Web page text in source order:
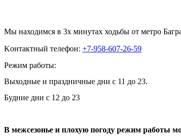
Мы находимся в 3х минутах ходьбы от метро
Kонтактный телефон: +7-958-607-26-59
Режим работы:
Выходные и праздничные дни с 11 до 23.
Будние дни с 12 до 23
В межсезонье и плохую погоду режим работы